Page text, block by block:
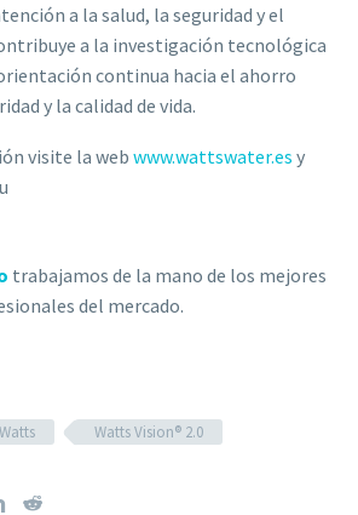
a la salud, la seguridad y el
a la investigación tecnológica
continua hacia el ahorro
y la calidad de vida.
visite la web www.wattswater.es y
trabajamos de la mano de los mejores
del mercado.
Watts Watts Vision® 2.0